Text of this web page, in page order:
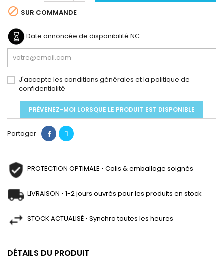
 SUR COMMANDE
Date annoncée de disponibilité NC
J'accepte les conditions générales et la politique de
confidentialité
PRÉVENEZ-MOI LORSQUE LE PRODUIT EST DISPONIBLE
Partager
PROTECTION OPTIMALE • Colis & emballage soignés
LIVRAISON • 1-2 jours ouvrés pour les produits en stock
STOCK ACTUALISÉ • Synchro toutes les heures
DÉTAILS DU PRODUIT